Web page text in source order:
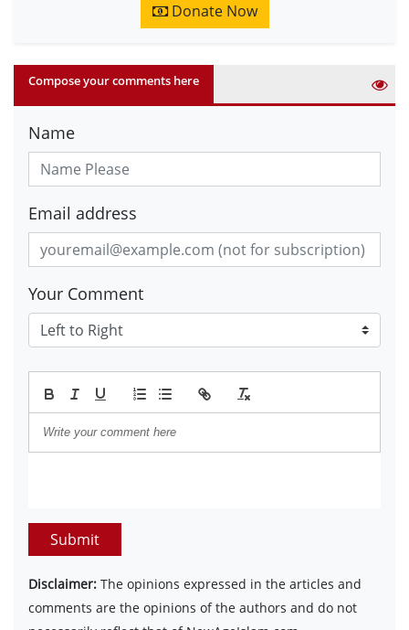
Donate Now
Compose your comments here
Name
Email address
Your Comment
Submit
Disclaimer: The opinions expressed in the articles and
comments are the opinions of the authors and do not